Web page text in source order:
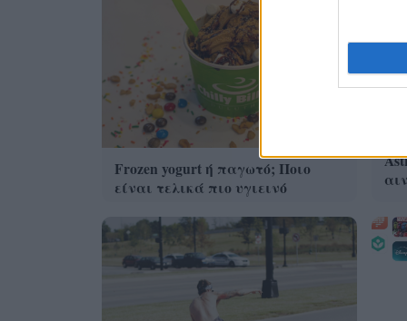
Frozen yogurt ή παγωτό; Ποιο
είναι τελικά πιο υγιεινό